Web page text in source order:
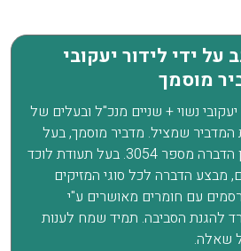
על ידי לידור יעקובי
מוסמך
יעקובי נשוי + שניים מנכ"ל ובעלים של
שמציל. מדביר מוסמך, בעל
רישיון הדברה מספר 3054. בעל תעודת לוכד
מבצע הדברה לכל סוגי המזיקים
עם חומרים מאושרים ע"י
להגנת הסביבה. תמיד שמח לענות
שאלה.